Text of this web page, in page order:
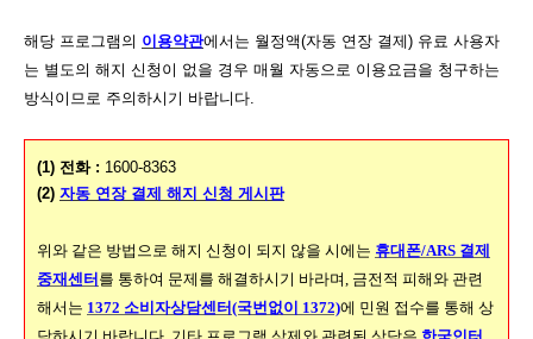
해당 프로그램의 이용약관에서는 월정액(자동 연장 결제) 유료 사용자
는 별도의 해지 신청이 없을 경우 매월 자동으로 이용요금을 청구하는
방식이므로 주의하시기 바랍니다.
(1) 전화 : 1600-8363
(2) 자동 연장 결제 해지 신청 게시판
위와 같은 방법으로 해지 신청이 되지 않을 시에는 휴대폰/ARS 결제
중재센터 를 통하여 문제를 해결하시기 바라며, 금전적 피해와 관련
해서는 1372 소비자상담센터(국번없이 1372)에 민원 접수를 통해 상